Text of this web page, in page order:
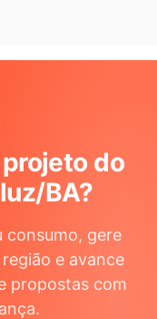
do
BA?
consumo, gere
e avance
propostas com